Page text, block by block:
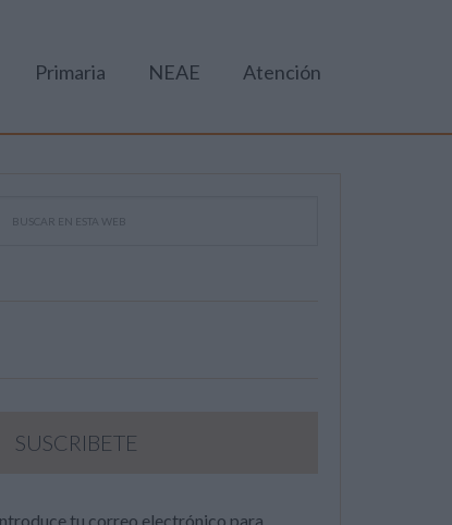
Primaria NEAE Atención
SUSCRIBETE
tu correo electrónico para